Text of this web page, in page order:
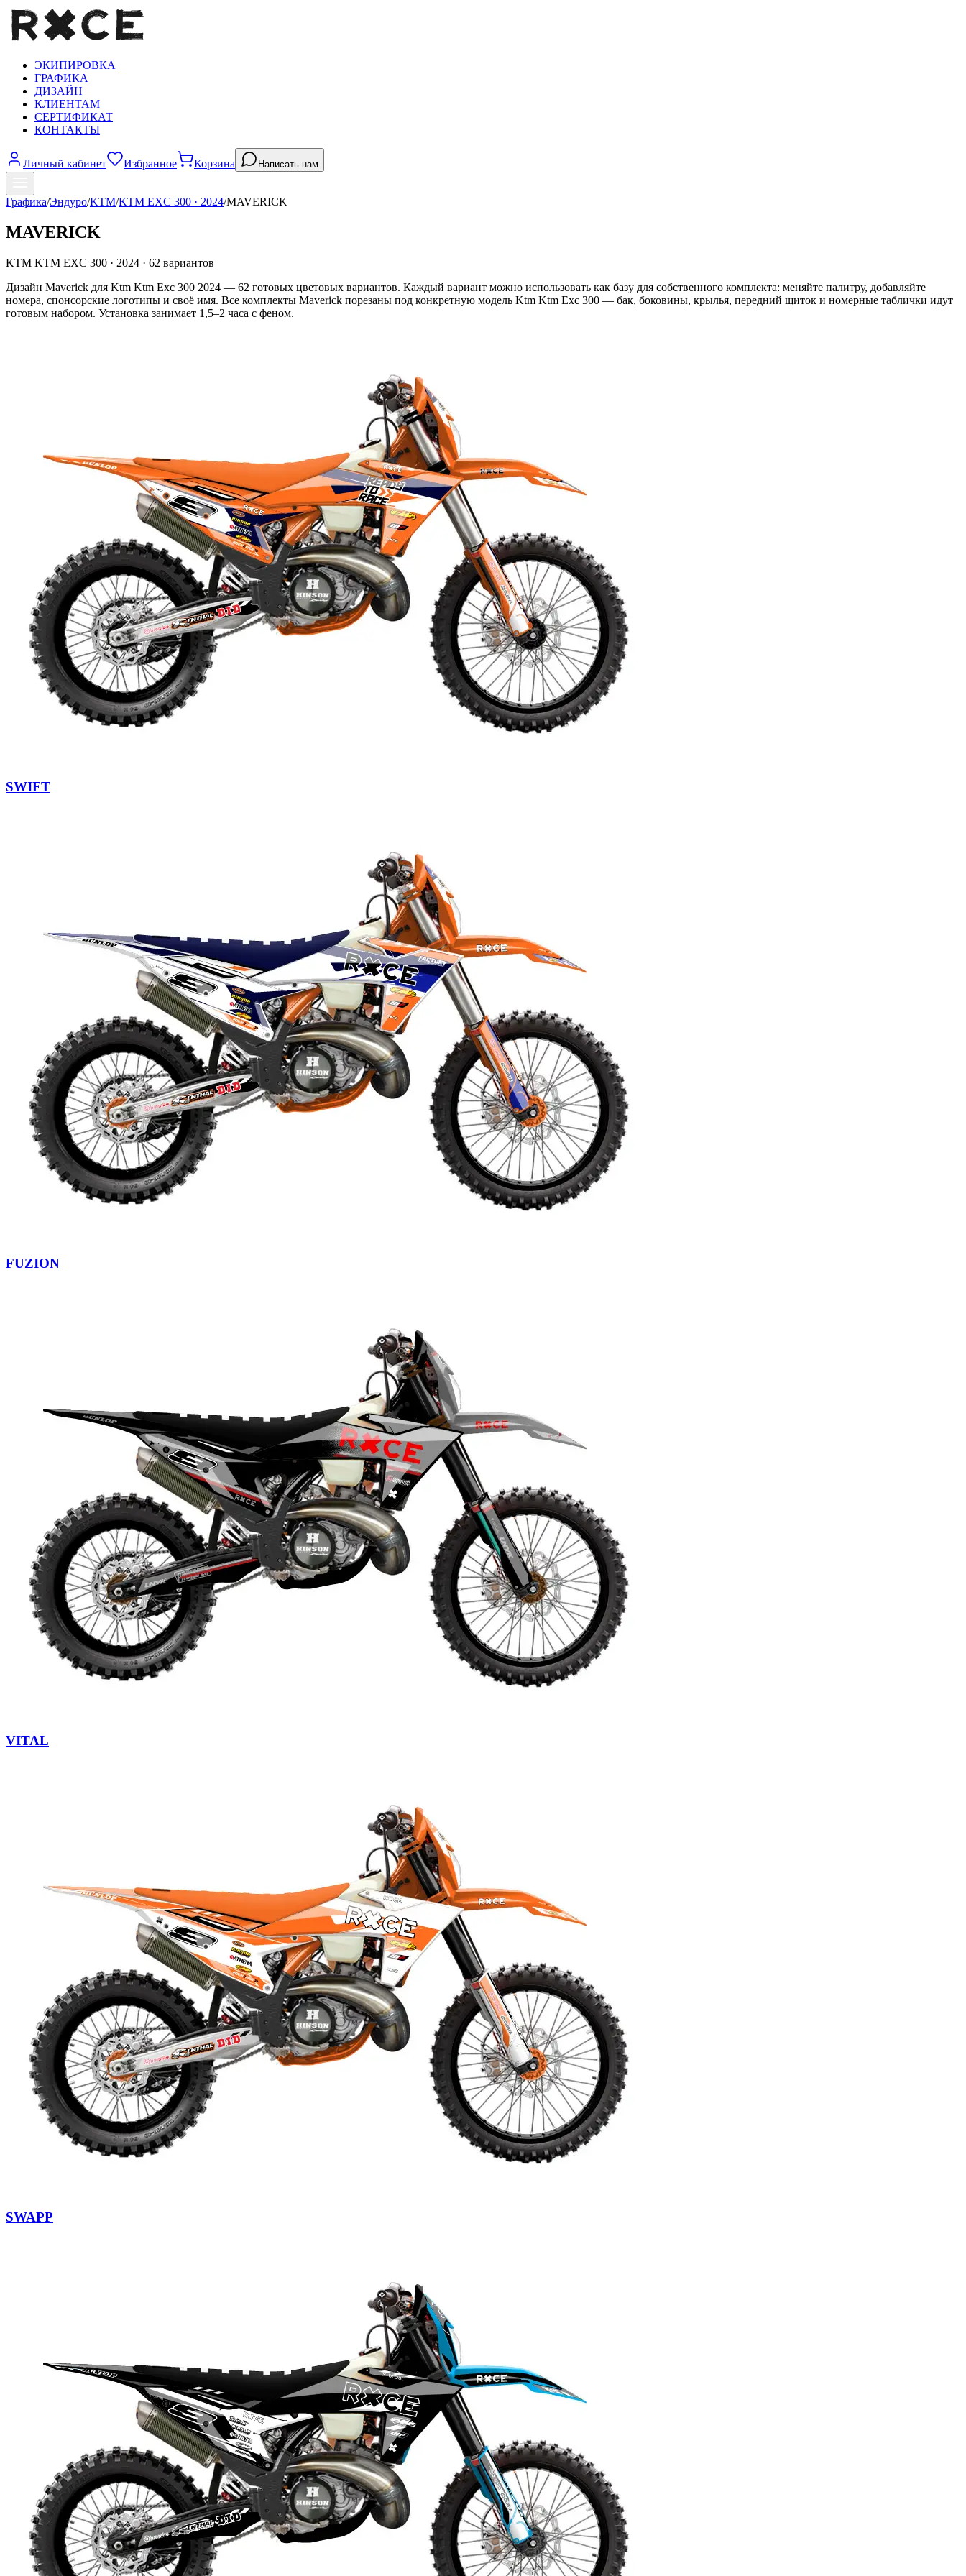
ЭКИПИРОВКА
ГРАФИКА
ДИЗАЙН
КЛИЕНТАМ
СЕРТИФИКАТ
КОНТАКТЫ
Личный кабинет Избранное Корзина Написать нам
Графика/Эндуро/KTM/KTM EXC 300 · 2024/MAVERICK
MAVERICK
KTM KTM EXC 300 · 2024 · 62 вариантов
Дизайн Maverick для Ktm Ktm Exc 300 2024 — 62 готовых цветовых вариантов. Каждый вариант можно использовать как базу для собственного комплекта: меняйте палитру, добавляйте
номера, спонсорские логотипы и своё имя. Все комплекты Maverick порезаны под конкретную модель Ktm Ktm Exc 300 — бак, боковины, крылья, передний щиток и номерные таблички идут
готовым набором. Установка занимает 1,5–2 часа с феном.
SWIFT
FUZION
VITAL
SWAPP